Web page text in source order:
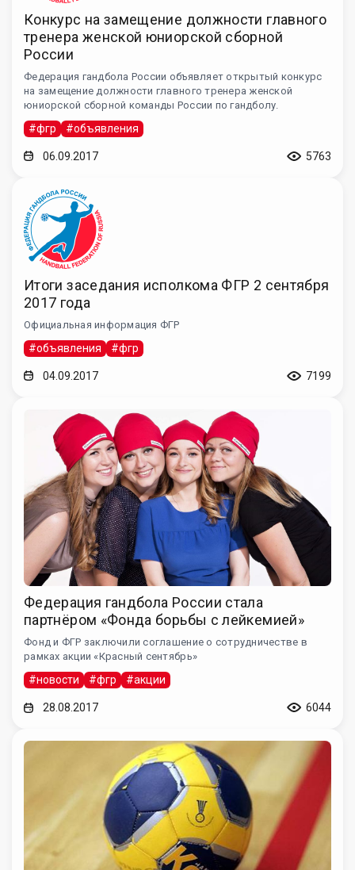
Конкурс на замещение должности главного
тренера женской юниорской сборной
России
Федерация гандбола России объявляет открытый конкурс
на замещение должности главного тренера женской
юниорской сборной команды России по гандболу.
#фгр #объявления
06.09.2017 5763
Итоги заседания исполкома ФГР 2 сентября
2017 года
Официальная информация ФГР
#объявления #фгр
04.09.2017 7199
Федерация гандбола России стала
партнёром «Фонда борьбы с лейкемией»
Фонд и ФГР заключили соглашение о сотрудничестве в
рамках акции «Красный сентябрь»
#новости #фгр #акции
28.08.2017 6044